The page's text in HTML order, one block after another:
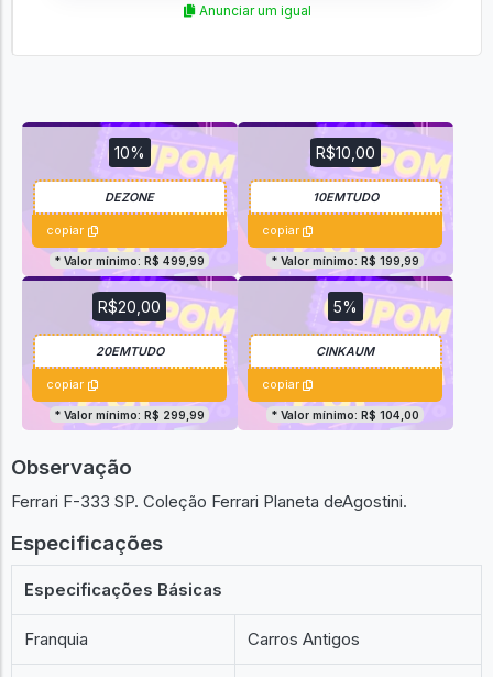
Anunciar um igual
10%
copiar
* Valor mínimo: R$ 499,99
R$10,00
copiar
* Valor mínimo: R$ 199,99
R$20,00
copiar
* Valor mínimo: R$ 299,99
5%
copiar
* Valor mínimo: R$ 104,00
Observação
Ferrari F-333 SP. Coleção Ferrari Planeta deAgostini.
Especificações
Especificações Básicas
Franquia Carros Antigos